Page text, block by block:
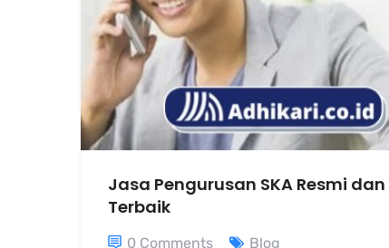
Jasa Pengurusan SKA Resmi dan
Terbaik
0 Comments Blog